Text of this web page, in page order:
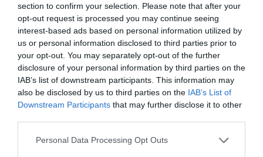
section to confirm your selection. Please note that after your
opt-out request is processed you may continue seeing
interest-based ads based on personal information utilized by
us or personal information disclosed to third parties prior to
your opt-out. You may separately opt-out of the further
disclosure of your personal information by third parties on the
IAB’s list of downstream participants. This information may
also be disclosed by us to third parties on the IAB’s List of
Downstream Participants that may further disclose it to other
Personal Data Processing Opt Outs
Aunque los datos disponibles sobre su influencia en la
disminución de la presión arterial no son definitivos,
varios metaanálisis han evidenciado reducciones
discretas, tanto de los valores sistólicos como
diastólicos, que son más relevantes en pacientes
mayores de 40 años y en hipertensos 24.
La fibra también podría ejercer un efecto protector
contra el estrés oxidativo, mediante el secuestro de